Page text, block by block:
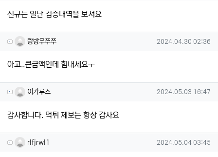
신규는 일단 검증내역을 보셔요
랑방우쭈쭈님의 댓글
랑방우쭈쭈 작성일
2024.04.30 02:36
아고..큰금액인데 힘내세요ㅜ
이카루스님의 댓글
이카루스 작성일
2024.05.03 16:47
감사합니다. 먹튀 제보는 항상 감사요
rlfjrwl1님의 댓글
rlfjrwl1 작성일
2024.05.04 03:45